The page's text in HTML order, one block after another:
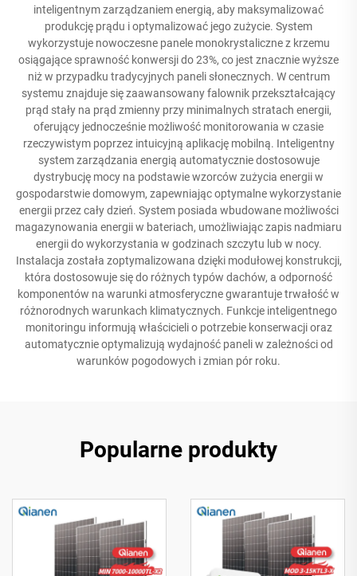
inteligentnym zarządzaniem energią, aby maksymalizować
produkcję prądu i optymalizować jego zużycie. System
wykorzystuje nowoczesne panele monokrystaliczne z krzemu
osiągające sprawność konwersji do 23%, co jest znacznie wyższe
niż w przypadku tradycyjnych paneli słonecznych. W centrum
systemu znajduje się zaawansowany falownik przekształcający
prąd stały na prąd zmienny przy minimalnych stratach energii,
oferujący jednocześnie możliwość monitorowania w czasie
rzeczywistym poprzez intuicyjną aplikację mobilną. Inteligentny
system zarządzania energią automatycznie dostosowuje
dystrybucję mocy na podstawie wzorców zużycia energii w
gospodarstwie domowym, zapewniając optymalne wykorzystanie
energii przez cały dzień. System posiada wbudowane możliwości
magazynowania energii w bateriach, umożliwiając zapis nadmiaru
energii do wykorzystania w godzinach szczytu lub w nocy.
Instalacja została zoptymalizowana dzięki modułowej konstrukcji,
która dostosowuje się do różnych typów dachów, a odporność
komponentów na warunki atmosferyczne gwarantuje trwałość w
różnorodnych warunkach klimatycznych. Funkcje inteligentnego
monitoringu informują właścicieli o potrzebie konserwacji oraz
automatycznie optymalizują wydajność paneli w zależności od
warunków pogodowych i zmian pór roku.
Popularne produkty